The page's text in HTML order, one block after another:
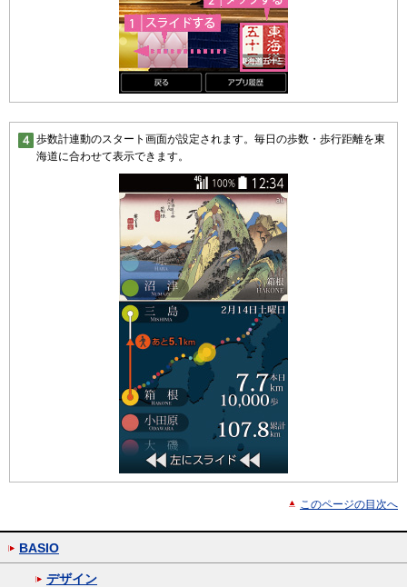
歩数計連動のスタート画面が設定されます。毎日の歩数・歩行距離を東
海道に合わせて表示できます。
このページの目次へ
BASIO
デザイン